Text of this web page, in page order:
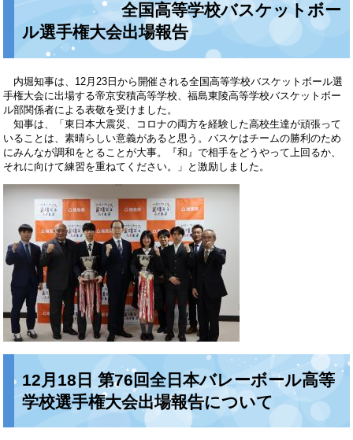
全国高等学校バスケットボー
ル選手権大会出場報告
内堀知事は、12月23日から開催される全国高等学校バスケットボール選
手権大会に出場する帝京安積高等学校、福島東陵高等学校バスケットボー
ル部関係者による表敬を受けました。
知事は、「東日本大震災、コロナの両方を経験した高校生達が頑張って
いることは、素晴らしい意義があると思う。バスケはチームの勝利のため
にみんなが調和をとることが大事。『和』で相手をどうやって上回るか、
それに向けて練習を重ねてください。」と激励しました。
12月18日 第76回全日本バレーボール高等
学校選手権大会出場報告について